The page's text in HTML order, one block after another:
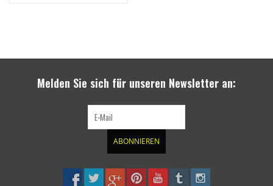
Melden Sie sich für unseren Newsletter an:
ABONNIEREN